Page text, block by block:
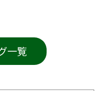
一覧